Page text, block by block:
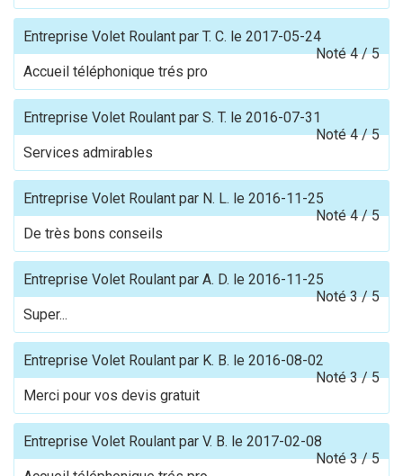
Entreprise Volet Roulant par T. C. le 2017-05-24
Noté4/5
Accueil téléphonique trés pro
Entreprise Volet Roulant par S. T. le 2016-07-31
Noté4/5
Services admirables
Entreprise Volet Roulant par N. L. le 2016-11-25
Noté4/5
De très bons conseils
Entreprise Volet Roulant par A. D. le 2016-11-25
Noté3/5
Super...
Entreprise Volet Roulant par K. B. le 2016-08-02
Noté3/5
Merci pour vos devis gratuit
Entreprise Volet Roulant par V. B. le 2017-02-08
Noté3/5